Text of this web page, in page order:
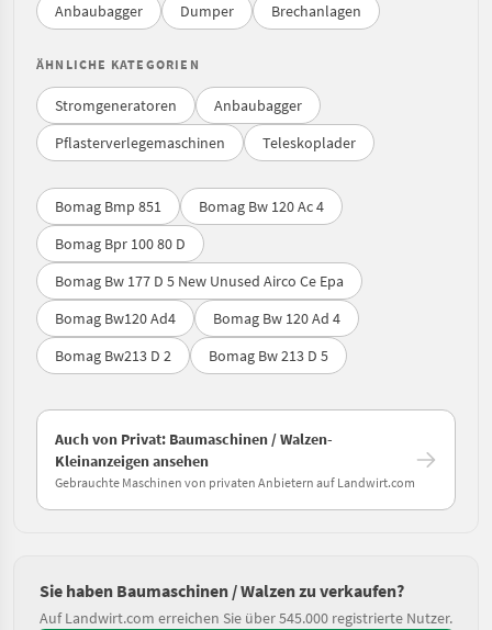
Anbaubagger
Dumper Brechanlagen
ÄHNLICHE KATEGORIEN
Stromgeneratoren
Anbaubagger
Pflasterverlegemaschinen
Teleskoplader
Bomag Bmp 851
Bomag Bw 120 Ac 4
Bomag Bpr 100 80 D
Bomag Bw 177 D 5 New Unused Airco Ce Epa
Bomag Bw120 Ad4
Bomag Bw 120 Ad 4
Bomag Bw213 D 2
Bomag Bw 213 D 5
Auch von Privat: Baumaschinen / Walzen-
Kleinanzeigen ansehen
Gebrauchte Maschinen von privaten Anbietern auf Landwirt.com
Sie haben Baumaschinen / Walzen zu verkaufen?
Auf Landwirt.com erreichen Sie über 545.000 registrierte Nutzer.